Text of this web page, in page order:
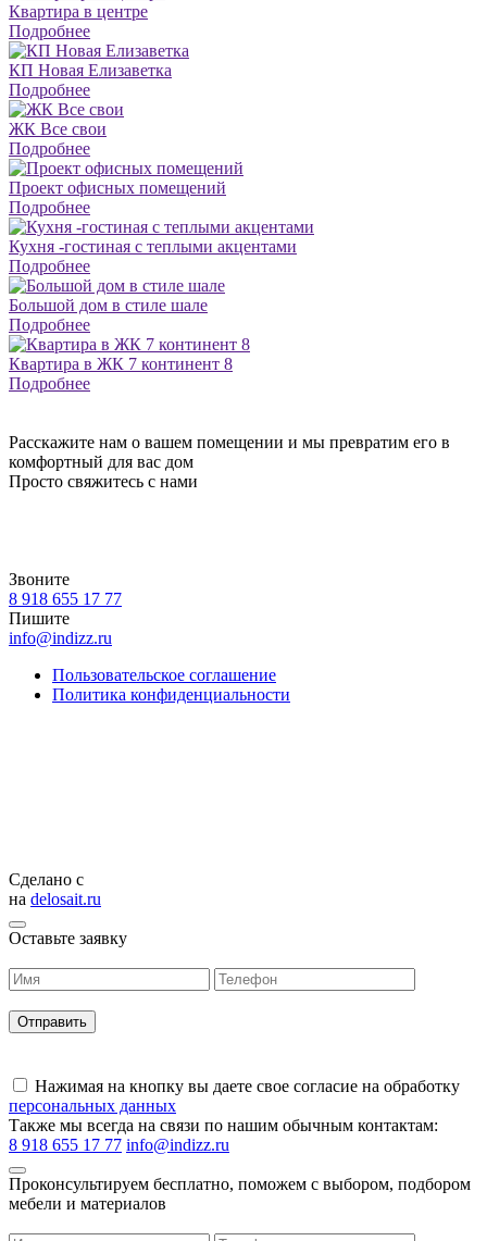
Квартира в центре
Подробнее
КП Новая Елизаветка
Подробнее
ЖК Все свои
Подробнее
Проект офисных помещений
Подробнее
Кухня -гостиная с теплыми акцентами
Подробнее
Большой дом в стиле шале
Подробнее
Квартира в ЖК 7 континент 8
Подробнее
Расскажите нам о вашем помещении и мы превратим его в
комфортный для вас дом
Просто свяжитесь с нами
Звоните
8 918 655 17 77
Пишите
info@indizz.ru
Пользовательское соглашение
Политика конфиденциальности
Сделано с
на delosait.ru
Оставьте заявку
Нажимая на кнопку вы даете свое согласие на обработку
персональных данных
Также мы всегда на связи по нашим обычным контактам:
8 918 655 17 77 info@indizz.ru
Проконсультируем бесплатно, поможем с выбором, подбором
мебели и материалов